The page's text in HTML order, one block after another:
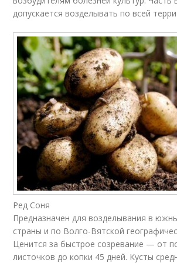
допускается возделывать по всей
Ред Соня
Предназначен для возделывания в
страны и по Волго-Вятской
Ценится за быстрое созревание — от
листочков до копки 45 дней. Кусты